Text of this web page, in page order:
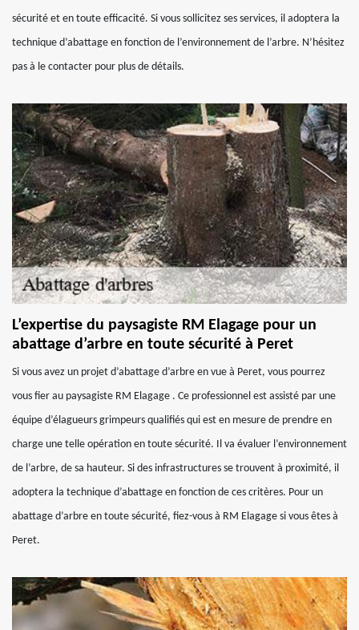
sécurité et en toute efficacité. Si vous sollicitez ses services, il adoptera la
technique d’abattage en fonction de l’environnement de l’arbre. N’hésitez
pas à le contacter pour plus de détails.
L’expertise du paysagiste RM Elagage pour un
abattage d’arbre en toute sécurité à Peret
Si vous avez un projet d’abattage d’arbre en vue à Peret, vous pourrez
vous fier au paysagiste RM Elagage . Ce professionnel est assisté par une
équipe d’élagueurs grimpeurs qualifiés qui est en mesure de prendre en
charge une telle opération en toute sécurité. Il va évaluer l’environnement
de l’arbre, de sa hauteur. Si des infrastructures se trouvent à proximité, il
adoptera la technique d’abattage en fonction de ces critères. Pour un
abattage d’arbre en toute sécurité, fiez-vous à RM Elagage si vous êtes à
Peret.